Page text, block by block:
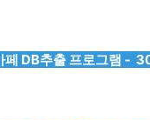
페 DB추출 프로그램 -